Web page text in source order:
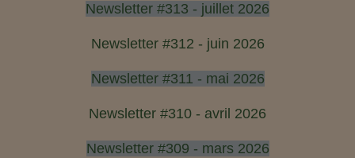
Newsletter #313 - juillet 2026
Newsletter #312 - juin 2026
Newsletter #311 - mai 2026
Newsletter #310 - avril 2026
Newsletter #309 - mars 2026